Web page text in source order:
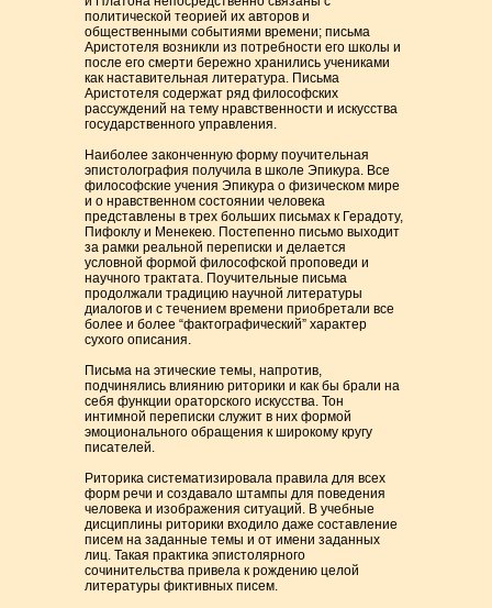
политической теорией их авторов и
общественными событиями времени; письма
Аристотеля возникли из потребности его школы и
после его смерти бережно хранились учениками
как наставительная литература. Письма
Аристотеля содержат ряд философских
рассуждений на тему нравственности и искусства
государственного управления.
Наиболее законченную форму поучительная
эпистолография получила в школе Эпикура. Все
философские учения Эпикура о физическом мире
и о нравственном состоянии человека
представлены в трех больших письмах к Герадоту,
Пифоклу и Менекею. Постепенно письмо выходит
за рамки реальной переписки и делается
условной формой философской проповеди и
научного трактата. Поучительные письма
продолжали традицию научной литературы
диалогов и с течением времени приобретали все
более и более “фактографический” характер
сухого описания.
Письма на этические темы, напротив,
подчинялись влиянию риторики и как бы брали на
себя функции ораторского искусства. Тон
интимной переписки служит в них формой
эмоционального обращения к широкому кругу
писателей.
Риторика систематизировала правила для всех
форм речи и создавало штампы для поведения
человека и изображения ситуаций. В учебные
дисциплины риторики входило даже составление
писем на заданные темы и от имени заданных
лиц. Такая практика эпистолярного
сочинительства привела к рождению целой
литературы фиктивных писем.